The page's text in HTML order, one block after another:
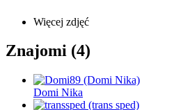
Więcej zdjęć
Znajomi (4)
Domi Nika